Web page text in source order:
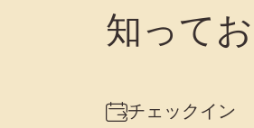
知って
チェックイン